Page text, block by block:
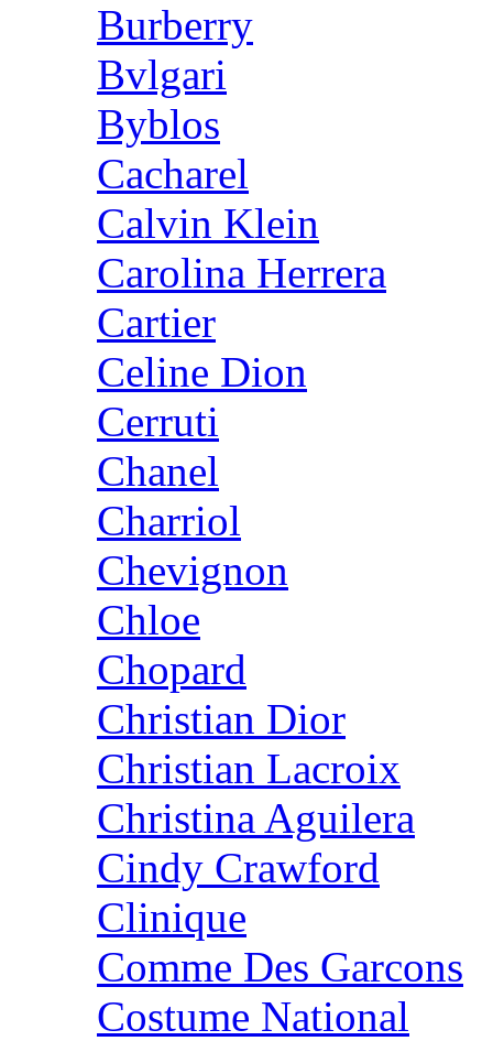
Burberry
Bvlgari
Byblos
Cacharel
Calvin Klein
Carolina Herrera
Cartier
Celine Dion
Cerruti
Chanel
Charriol
Chevignon
Chloe
Chopard
Christian Dior
Christian Lacroix
Christina Aguilera
Cindy Crawford
Clinique
Comme Des Garcons
Costume National